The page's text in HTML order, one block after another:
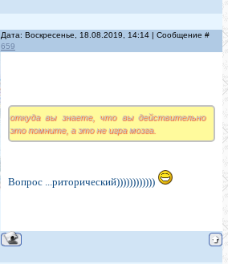
Дата: Воскресенье, 18.08.2019, 14:14 | Сообщение #
659
откуда вы знаете, что вы действительно
это помните, а это не игра мозга.
Вопрос ...риторический))))))))))))